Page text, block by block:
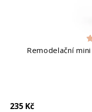
Remodelační
235 Kč